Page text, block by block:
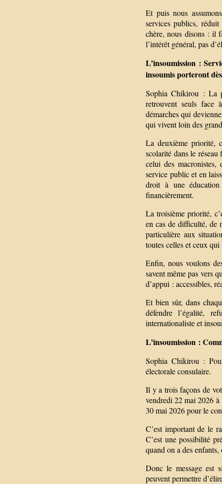
Et puis nous
services publics,
chère, nous disons : il
l’intérêt général, pas
L’insoumission :
insoumis porteront
Sophia Chikirou : La
retrouvent seuls face
démarches qui
qui vivent loin des
La deuxième priorité,
scolarité dans le
celui des macronistes,
service public et en
droit à une
financièrement.
La troisième priorité,
en cas de difficulté, de
particulière aux
toutes celles et ceux
Enfin, nous voulons
savent même pas vers
d’appui : accessibles,
Et bien sûr, dans
défendre l’égalité,
internationaliste et
L’insoumission :
Sophia Chikirou :
électorale consulaire.
Il y a trois façons de
vendredi 22 mai 2026
30 mai 2026 pour le
C’est important de le
C’est une possibilité
quand on a des
Donc le message est
peuvent permettre